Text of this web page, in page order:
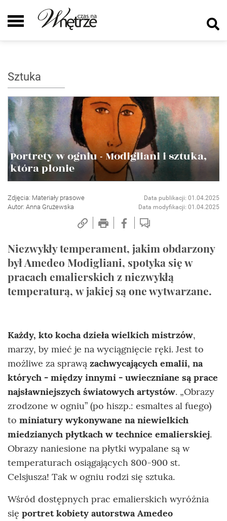
Sztuka
Portrety w ogniu - Modigliani i sztuka,
która płonie
Zdjęcia: Materiały prasowe
Autor: Anna Grużewska
Data publikacji: 01.04.2025
Data modyfikacji: 01.04.2025
Niezwykły temperament, jakim obdarzony
był Amedeo Modigliani, spotyka się w
pracach emalierskich z niezwykłą
temperaturą, w jakiej są one wytwarzane.
Każdy, kto kocha dzieła wielkich mistrzów,
marzy, by mieć je na wyciągnięcie ręki. Jest to
możliwe za sprawą zachwycających emalii, na
których - między innymi - uwieczniane są prace
najsławniejszych światowych artystów. „Obrazy
zrodzone w ogniu” (po hiszp.: esmaltes al fuego)
to miniatury wykonywane na niewielkich
miedzianych płytkach w technice emalierskiej.
Obrazy naniesione na płytki wypalane są w
temperaturach osiągających 800-900 st.
Celsjusza! Tak w ogniu rodzi się sztuka.
Wśród dostępnych prac emalierskich wyróżnia
się portret kobiety autorstwa Amedeo